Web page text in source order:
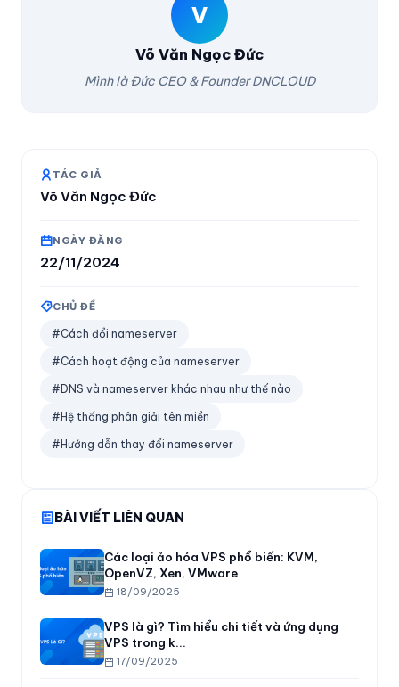
V
Võ Văn Ngọc Đức
Mình là Đức CEO & Founder DNCLOUD
TÁC GIẢ
Võ Văn Ngọc Đức
NGÀY ĐĂNG
22/11/2024
CHỦ ĐỀ
#Cách đổi nameserver
#Cách hoạt động của nameserver
#DNS và nameserver khác nhau như thế nào
#Hệ thống phân giải tên miền
#Hướng dẫn thay đổi nameserver
BÀI VIẾT LIÊN QUAN
Các loại ảo hóa VPS phổ biến: KVM,
OpenVZ, Xen, VMware
18/09/2025
VPS là gì? Tìm hiểu chi tiết và ứng dụng
VPS trong k...
17/09/2025